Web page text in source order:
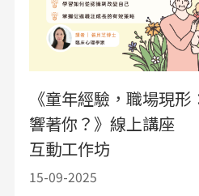
《童年經驗，職場現
響著你？》線上講座
互動工作坊
15-09-2025